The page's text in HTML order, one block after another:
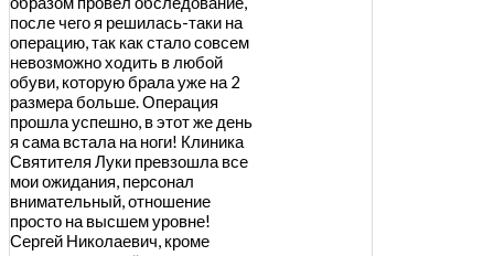
после чего я решилась-таки на
операцию, так как стало совсем
невозможно ходить в любой
обуви, которую брала уже на 2
размера больше. Операция
прошла успешно, в этот же день
я сама встала на ноги! Клиника
Святителя Луки превзошла все
мои ожидания, персонал
внимательный, отношение
просто на высшем уровне!
Сергей Николаевич, кроме